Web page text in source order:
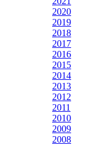
2020
2019
2018
2017
2016
2015
2014
2013
2012
2011
2010
2009
2008